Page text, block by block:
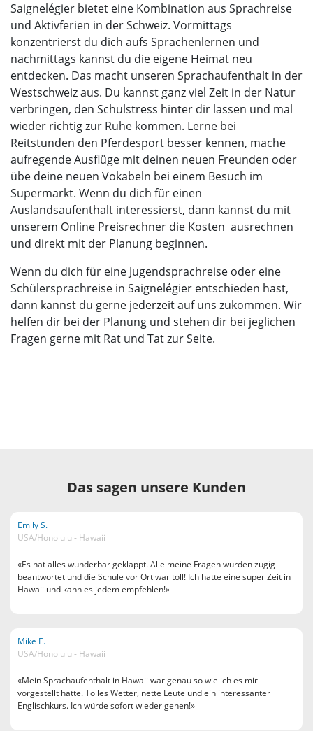
Saignelégier bietet eine Kombination aus Sprachreise
und Aktivferien in der Schweiz. Vormittags
konzentrierst du dich aufs Sprachenlernen und
nachmittags kannst du die eigene Heimat neu
entdecken. Das macht unseren Sprachaufenthalt in der
Westschweiz aus. Du kannst ganz viel Zeit in der Natur
verbringen, den Schulstress hinter dir lassen und mal
wieder richtig zur Ruhe kommen. Lerne bei
Reitstunden den Pferdesport besser kennen, mache
aufregende Ausflüge mit deinen neuen Freunden oder
übe deine neuen Vokabeln bei einem Besuch im
Supermarkt. Wenn du dich für einen
Auslandsaufenthalt interessierst, dann kannst du mit
unserem Online Preisrechner die Kosten ausrechnen
und direkt mit der Planung beginnen.
Wenn du dich für eine Jugendsprachreise oder eine
Schülersprachreise in Saignelégier entschieden hast,
dann kannst du gerne jederzeit auf uns zukommen. Wir
helfen dir bei der Planung und stehen dir bei jeglichen
Fragen gerne mit Rat und Tat zur Seite.
Das sagen unsere Kunden
Emily S.
USA/Honolulu - Hawaii
«Es hat alles wunderbar geklappt. Alle meine Fragen wurden zügig
beantwortet und die Schule vor Ort war toll! Ich hatte eine super Zeit in
Hawaii und kann es jedem empfehlen!»
Mike E.
USA/Honolulu - Hawaii
«Mein Sprachaufenthalt in Hawaii war genau so wie ich es mir
vorgestellt hatte. Tolles Wetter, nette Leute und ein interessanter
Englischkurs. Ich würde sofort wieder gehen!»